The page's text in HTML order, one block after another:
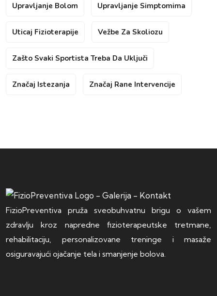
Upravljanje Bolom Upravljanje Simptomima
Uticaj Fizioterapije Vežbe Za Skoliozu
Zašto Svaki Sportista Treba Da Uključi
Značaj Istezanja Značaj Rane Intervencije
FizioPreventiva pruža sveobuhvatnu brigu o vašem
zdravlju kroz napredne fizioterapeutske tretmane,
rehabilitaciju, personalizovane treninge i masaže
osiguravajući ojačanje tela i smanjenje bolova.